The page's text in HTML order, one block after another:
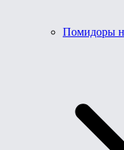
Помидоры